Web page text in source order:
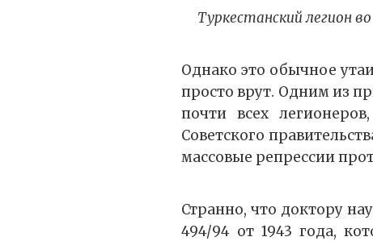
Туркестанский легион
Однако это обычное
просто врут. Одним из
почти всех
Советского
массовые репрессии
Странно, что доктору
494/94 от 1943 года,